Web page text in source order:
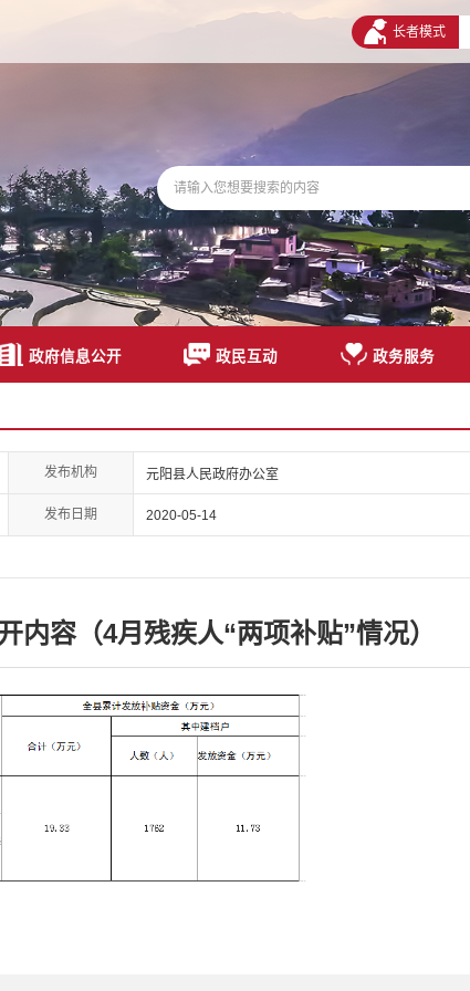
长者模式
政府信息公开 政民互动 政务服务
发布机构 元阳县人民政府办公室
发布日期 2020-05-14
内容（4月残疾人“两项补贴”情况）